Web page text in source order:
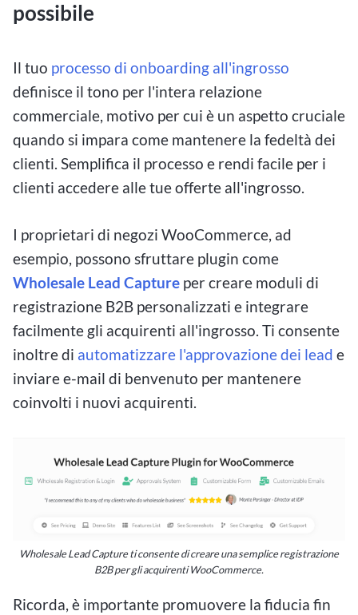
possibile
Il tuo processo di onboarding all'ingrosso
definisce il tono per l'intera relazione
commerciale, motivo per cui è un aspetto cruciale
quando si impara come mantenere la fedeltà dei
clienti. Semplifica il processo e rendi facile per i
clienti accedere alle tue offerte all'ingrosso.
I proprietari di negozi WooCommerce, ad
esempio, possono sfruttare plugin come
Wholesale Lead Capture per creare moduli di
registrazione B2B personalizzati e integrare
facilmente gli acquirenti all'ingrosso. Ti consente
inoltre di automatizzare l'approvazione dei lead e
inviare e-mail di benvenuto per mantenere
coinvolti i nuovi acquirenti.
Wholesale Lead Capture ti consente di creare una semplice registrazione
B2B per gli acquirenti WooCommerce.
Ricorda, è importante promuovere la fiducia fin